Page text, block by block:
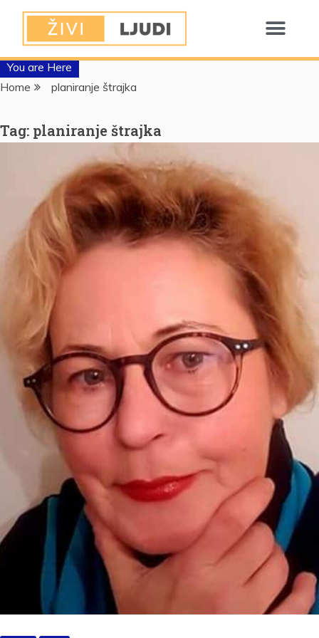
You are Here
Home
planiranje štrajka
Tag: planiranje štrajka